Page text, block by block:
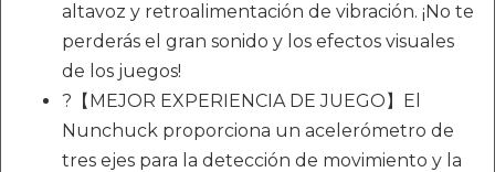
altavoz y retroalimentación de vibración. ¡No te
perderás el gran sonido y los efectos visuales
de los juegos!
?【MEJOR EXPERIENCIA DE JUEGO】El
Nunchuck proporciona un acelerómetro de
tres ejes para la detección de movimiento y la